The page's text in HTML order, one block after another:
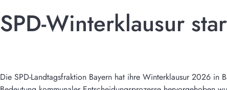
SPD-Winterklausur
Die SPD-Landtagsfraktion Bayern hat ihre Winterklausur 2026